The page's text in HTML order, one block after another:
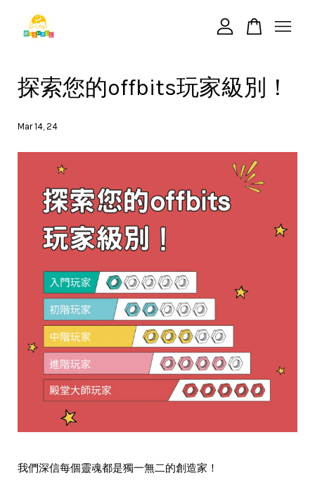
探索您的offbits玩家級別！
Mar 14, 24
我們深信每個靈魂都是獨一無二的創造家！
您的購物車目前還是空的。